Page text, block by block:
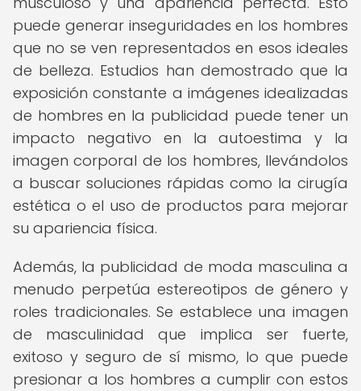
puede generar inseguridades en los hombres
que no se ven representados en esos ideales
de belleza. Estudios han demostrado que la
exposición constante a imágenes idealizadas
de hombres en la publicidad puede tener un
impacto negativo en la autoestima y la
imagen corporal de los hombres, llevándolos
a buscar soluciones rápidas como la cirugía
estética o el uso de productos para mejorar
su apariencia física.
Además, la publicidad de moda masculina a
menudo perpetúa estereotipos de género y
roles tradicionales. Se establece una imagen
de masculinidad que implica ser fuerte,
exitoso y seguro de sí mismo, lo que puede
presionar a los hombres a cumplir con estos